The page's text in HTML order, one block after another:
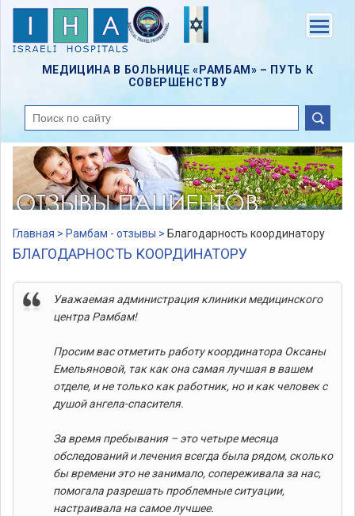
Skip
content
МЕДИЦИНА В БОЛЬНИЦЕ «РАМБАМ» – ПУТЬ К
СОВЕРШЕНСТВУ
поиск
Главная > Рамбам - отзывы > Благодарность координатору
БЛАГОДАРНОСТЬ КООРДИНАТОРУ
Уважаемая администрация клиники медицинского
центра Рамбам!
Просим вас отметить работу координатора Оксаны
Емельяновой, так как она самая лучшая в вашем
отделе, и не только как работник, но и как человек с
душой ангела-спасителя.
За время пребывания – это четыре месяца
обследований и лечения всегда была рядом, сколько
бы времени это не занимало, сопереживала за нас,
помогала разрешать проблемные ситуации,
настраивала на самое лучшее.